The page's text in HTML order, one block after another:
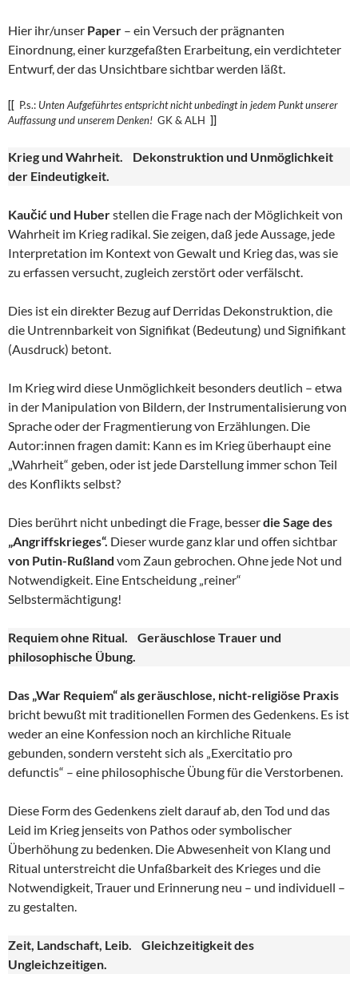
Hier ihr/unser Paper – ein Versuch der prägnanten
Einordnung, einer kurzgefaßten Erarbeitung, ein verdichteter
Entwurf, der das Unsichtbare sichtbar werden läßt.
[[ P.s.: Unten Aufgeführtes entspricht nicht unbedingt in jedem Punkt unserer
Auffassung und unseremDenken! GK & ALH ]]
Krieg und Wahrheit. Dekonstruktion und Unmöglichkeit
der Eindeutigkeit.
Kaučić und Huberstellen die Frage nach der Möglichkeit von
Wahrheit im Krieg radikal. Sie zeigen, daß jede Aussage, jede
Interpretation im Kontext von Gewalt und Krieg das, was sie
zu erfassen versucht, zugleich zerstört oder verfälscht.
Dies ist ein direkter Bezug auf Derridas Dekonstruktion, die
die Untrennbarkeit von Signifikat (Bedeutung) und Signifikant
(Ausdruck) betont.
Im Krieg wird diese Unmöglichkeit besonders deutlich – etwa
in der Manipulation von Bildern, der Instrumentalisierung von
Sprache oder der Fragmentierung von Erzählungen. Die
Autor:innen fragen damit: Kann es im Krieg überhaupt eine
„Wahrheit“ geben, oder ist jede Darstellung immer schon Teil
des Konflikts selbst?
Dies berührt nicht unbedingt die Frage, besserdie Sage des
„Angriffskrieges“. Dieser wurde ganz klar und offen sichtbar
von Putin-Rußland vom Zaun gebrochen. Ohne jede Not und
Notwendigkeit. Eine Entscheidung „reiner“
Selbstermächtigung!
Requiem ohne Ritual. Geräuschlose Trauer und
philosophische Übung.
Das „War Requiem“ als geräuschlose, nicht-religiöse Praxis
bricht bewußt mit traditionellen Formen des Gedenkens. Es ist
weder an eine Konfession noch an kirchliche Rituale
gebunden, sondern versteht sich als „Exercitatio pro
defunctis“ – eine philosophische Übung für die Verstorbenen.
Diese Form des Gedenkens zielt darauf ab, den Tod und das
Leid im Krieg jenseits von Pathos oder symbolischer
Überhöhung zu bedenken. Die Abwesenheit von Klang und
Ritual unterstreicht die Unfaßbarkeit des Krieges und die
Notwendigkeit, Trauer und Erinnerung neu – und individuell –
zu gestalten.
Zeit, Landschaft, Leib. Gleichzeitigkeit des
Ungleichzeitigen.